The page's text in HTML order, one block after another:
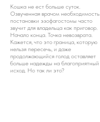
Кошка не ест больше суток.
Озвученная врачом необходимость
постановки эзофагостомы часто
звучит для владельца как приговор.
Начало конца. Точка невозврата.
Кажется, что это граница, которую
нельзя пересечь, и даже
продолжающийся голод оставляет
больше надежды на благоприятный
исход. Но так ли это?